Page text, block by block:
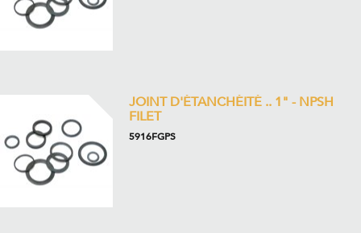
JOINT D'ÉTANCHÉITÉ .. 1" - NPSH
FILET
5916FGPS